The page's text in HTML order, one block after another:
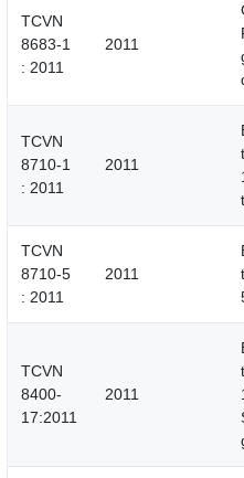
TCVN
8683-1
: 2011
2011
TCVN
8710-1
: 2011
2011
TCVN
8710-5
: 2011
2011
TCVN
8400-
17:2011
2011